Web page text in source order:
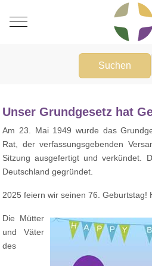
Mobile Menu Toggle
Suchen
Unser Grundgesetz hat
Am 23. Mai 1949 wurde das
Rat, der verfassungsgebenden
Sitzung ausgefertigt und verkündet.
Deutschland gegründet.
2025 feiern wir seinen 76. Geburtstag!
Die Mütter
und Väter
des